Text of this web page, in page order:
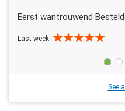
Eerst wantrouwend
Last week
See